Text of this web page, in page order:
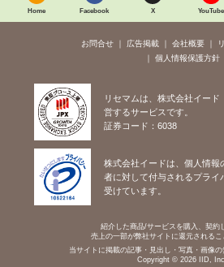
Home Facebook X YouTube
お問合せ 広告掲載 会社概要
個人情報保護方針
リセマムは、株式会社イー
営するサービスです。
証券コード：6038
株式会社イードは、個人情報
者に対して付与されるプライ
受けています。
紹介した商品/サービスを購入、契約
売上の一部が弊社サイトに還元されるこ
当サイトに掲載の記事・見出し・写真・画像の
Copyright © 2026 IID,